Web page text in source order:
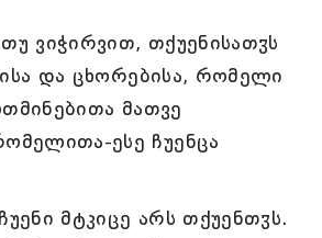
ვიჭირვით, თქუენისათჳს
და ცხორებისა, რომელი
მათვე
ესე ჩუენცა
მტკიცე არს თქუენთჳს.